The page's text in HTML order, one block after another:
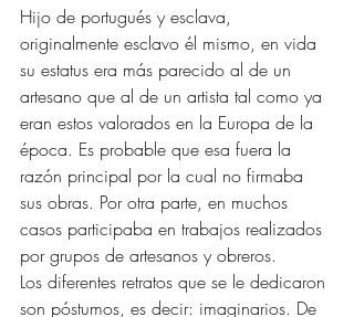
Hijo de portugués y esclava,
originalmente esclavo él mismo, en vida
su estatus era más parecido al de un
artesano que al de un artista tal como ya
eran estos valorados en la Europa de la
época. Es probable que esa fuera la
razón principal por la cual no firmaba
sus obras. Por otra parte, en muchos
casos participaba en trabajos realizados
por grupos de artesanos y obreros.
Los diferentes retratos que se le dedicaron
son póstumos, es decir: imaginarios. De